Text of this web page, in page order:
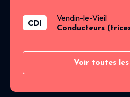
CDI Vendin-le-Vieil
Conducteurs
Voir toutes